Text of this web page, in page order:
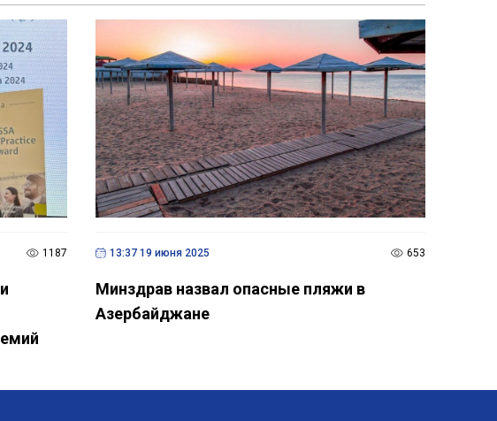
1187 13:37 19 июня 2025 653
Минздрав назвал опасные пляжи в
Азербайджане